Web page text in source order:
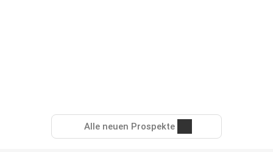
Alle neuen Prospekte